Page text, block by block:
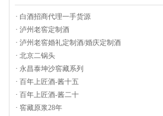
· 白酒招商代理一手货源
· 泸州老窖定制酒
· 泸州老窖婚礼定制酒/婚庆定制酒
· 北京二锅头
· 永昌泰坤沙窖藏系列
· 百年上匠酒-酱十五
· 百年上匠酒-酱二十
· 窖藏原浆28年